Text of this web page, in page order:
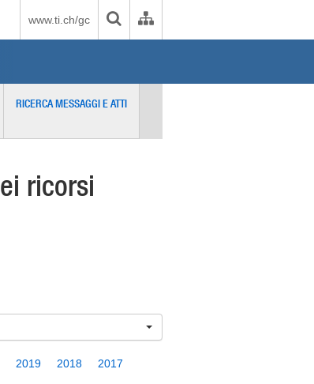
www.ti.ch/gc
RICERCA MESSAGGI E ATTI
ricorsi
2019 2018 2017